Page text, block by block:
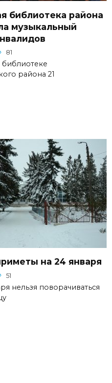
библиотека района
музыкальный
81
района 21
на 24 января
51
нельзя поворачиваться